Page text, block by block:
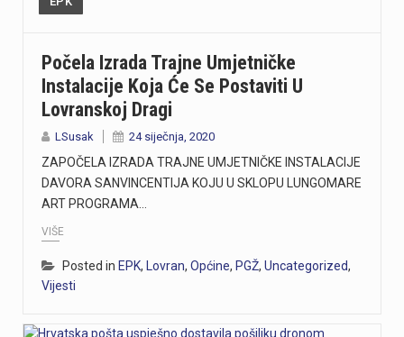
Počela Izrada Trajne Umjetničke
Instalacije Koja Će Se Postaviti U
Lovranskoj Dragi
LSusak 24 siječnja, 2020
ZAPOČELA IZRADA TRAJNE UMJETNIČKE INSTALACIJE
DAVORA SANVINCENTIJA KOJU U SKLOPU LUNGOMARE
ART PROGRAMA…
VIŠE
Posted in EPK, Lovran, Općine, PGŽ, Uncategorized,
Vijesti